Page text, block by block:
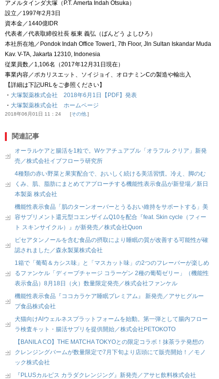
アメルタインダ大塚（P.T. Amerta Indah Otsuka）
設立／1997年2月3日
資本金／1440億IDR
代表者／代表取締役社長 板東 義弘（ばんどう よしひろ）
本社所在地／Pondok Indah Office Tower1, 7th Floor, Jln Sultan Iskandar Muda
Kav. V-TA, Jakarta 12310, Indonesia
従業員数／1,106名（2017年12月31日現在）
事業内容／ポカリスエット、ソイジョイ、オロナミンCの製造や輸出入
【詳細は下記URLをご参照ください】
・ 大塚製薬株式会社 2018年6月1日【PDF】発表
・ 大塚製薬株式会社 ホームページ
2018年06月01日 11：24 その他.
関連記事
オーラルケアと腸活を1粒で。Wケアチュアブル「オラフル クリア」新発
売／株式会社イブフローラ研究所
4種類の赤い野菜と果実配合で、おいしく続ける美活習慣。冷え、脚のむ
くみ、肌、脂肪にまとめてアプローチする機能性表示食品が新登場／新日
本製薬 株式会社
機能性表示食品「肌のターンオーバーとうるおい維持をサポートする」美
容サプリメント還元型コエンザイムQ10を配合『feat. Skin cycle（フィー
ト スキンサイクル）』が新発売／株式会社Quon
ピセアタンノールを含む食品の摂取により睡眠の質が改善する可能性が確
認されました／森永製菓株式会社
1箱で「葡萄＆カシス味」と「マスカット味」の2つのフレーバーが楽しめ
るファンケル「ディープチャージ コラーゲン 2種の葡萄ゼリー」（機能性
表示食品）8月18日（火）数量限定発売／株式会社ファンケル
機能性表示食品『ココカラケア睡眠プレミアム』 新発売／アサヒグルー
プ食品株式会社
犬猫向けAIウェルネスプラットフォームを始動。第一弾として腸内フロー
ラ検査キット・腸活サプリを提供開始／株式会社PETOKOTO
【BANILA CO】THE MATCHA TOKYOとの限定コラボ！抹茶ラテ発想の
クレンジングバームが数量限定で7月下旬より店頭にて販売開始！／モノ
ック株式会社
『PLUSカルピス カラダクレンジング』新発売／アサヒ飲料株式会社